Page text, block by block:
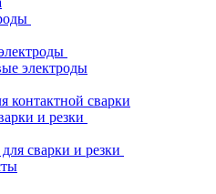
электроды
контактной сварки
и резки
сварки и резки